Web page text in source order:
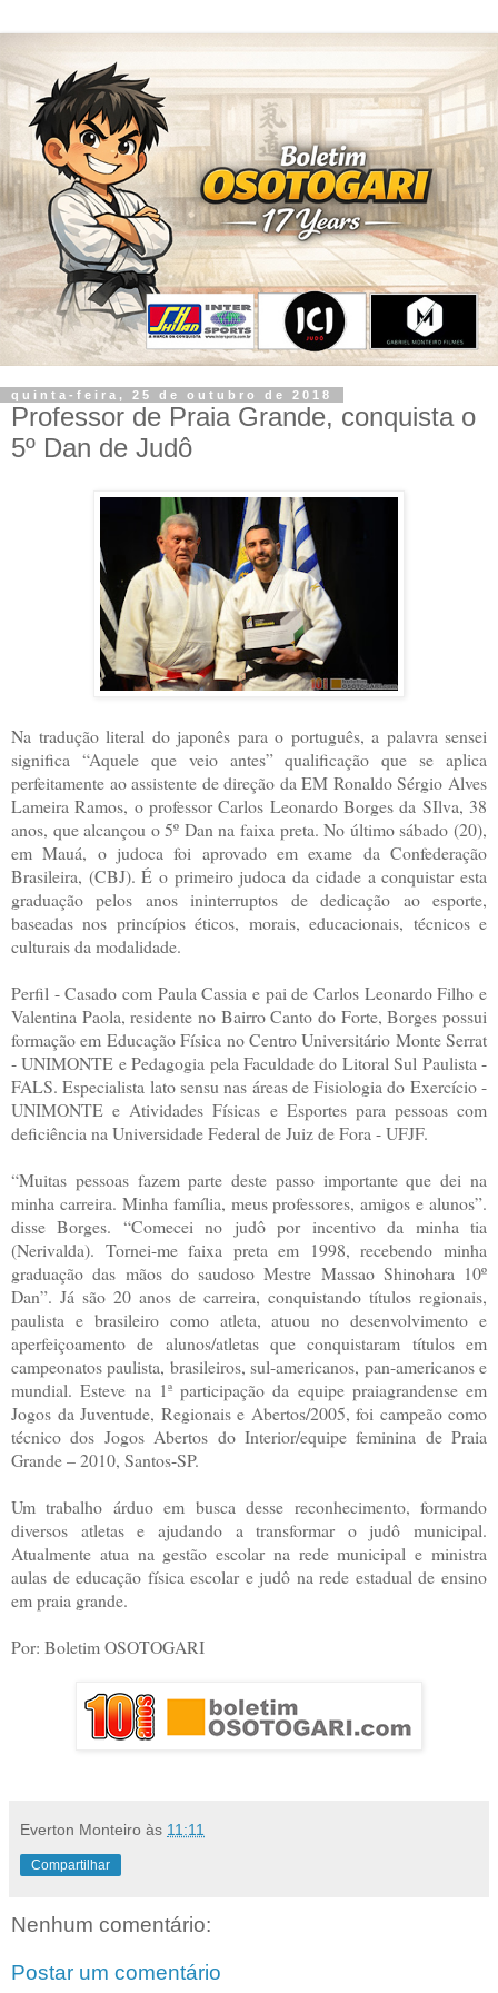
quinta-feira, 25 de outubro de 2018
Professor de Praia Grande, conquista o
5º Dan de Judô
Na tradução literal do japonês para o português, a palavra sensei
significa “Aquele que veio antes” qualificação que se aplica
perfeitamente ao assistente de direção da EM Ronaldo Sérgio Alves
Lameira Ramos, o professor Carlos Leonardo Borges da SIlva, 38
anos, que alcançou o 5º Dan na faixa preta. No último sábado (20),
em Mauá, o judoca foi aprovado em exame da Confederação
Brasileira, (CBJ). É o primeiro judoca da cidade a conquistar esta
graduação pelos anos ininterruptos de dedicação ao esporte,
baseadas nos princípios éticos, morais, educacionais, técnicos e
culturais da modalidade.
Perfil - Casado com Paula Cassia e pai de Carlos Leonardo Filho e
Valentina Paola, residente no Bairro Canto do Forte, Borges possui
formação em Educação Física no Centro Universitário Monte Serrat
- UNIMONTE e Pedagogia pela Faculdade do Litoral Sul Paulista -
FALS. Especialista lato sensu nas áreas de Fisiologia do Exercício -
UNIMONTE e Atividades Físicas e Esportes para pessoas com
deficiência na Universidade Federal de Juiz de Fora - UFJF.
“Muitas pessoas fazem parte deste passo importante que dei na
minha carreira. Minha família, meus professores, amigos e alunos”.
disse Borges. “Comecei no judô por incentivo da minha tia
(Nerivalda). Tornei-me faixa preta em 1998, recebendo minha
graduação das mãos do saudoso Mestre Massao Shinohara 10º
Dan”. Já são 20 anos de carreira, conquistando títulos regionais,
paulista e brasileiro como atleta, atuou no desenvolvimento e
aperfeiçoamento de alunos/atletas que conquistaram títulos em
campeonatos paulista, brasileiros, sul-americanos, pan-americanos e
mundial. Esteve na 1ª participação da equipe praiagrandense em
Jogos da Juventude, Regionais e Abertos/2005, foi campeão como
técnico dos Jogos Abertos do Interior/equipe feminina de Praia
Grande – 2010, Santos-SP.
Um trabalho árduo em busca desse reconhecimento, formando
diversos atletas e ajudando a transformar o judô municipal.
Atualmente atua na gestão escolar na rede municipal e ministra
aulas de educação física escolar e judô na rede estadual de ensino
em praia grande.
Por: Boletim OSOTOGARI
Everton Monteiro às 11:11
Compartilhar
Nenhum comentário:
Postar um comentário